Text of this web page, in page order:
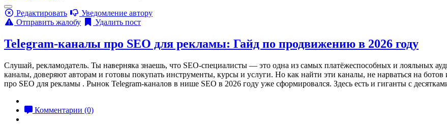
Редактировать
Уведомление автору
Отправить жалобу
Удалить пост
Telegram-каналы про SEO для рекламы: Гайд по продвижению в 2026 году
Слушай, рекламодатель. Ты наверняка знаешь, что SEO-специалисты — это одна из самых платёжеспособных и лояльных
каналы, доверяют авторам и готовы покупать инструменты, курсы и услуги. Но как найти эти каналы, не нарваться на
про SEO для рекламы . Рынок Telegram-каналов в нише SEO в 2026 году уже сформировался. Здесь есть и гиганты с
Комментарии (0)